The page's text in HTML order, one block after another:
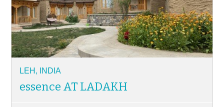
LEH, INDIA
essence AT LADAKH